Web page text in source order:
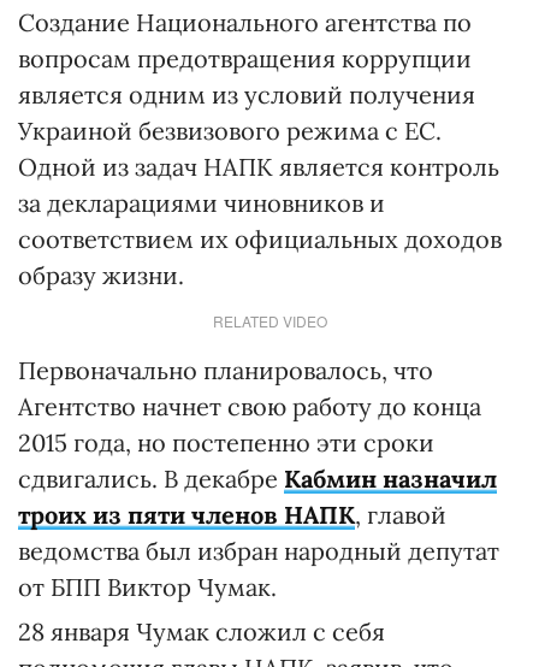
Создание Национального агентства по
вопросам предотвращения коррупции
является одним из условий получения
Украиной безвизового режима с ЕС.
Одной из задач НАПК является контроль
за декларациями чиновников и
соответствием их официальных доходов
образу жизни.
RELATED VIDEO
Первоначально планировалось, что
Агентство начнет свою работу до конца
2015 года, но постепенно эти сроки
сдвигались. В декабре Кабмин назначил
троих из пяти членов НАПК, главой
ведомства был избран народный депутат
от БПП Виктор Чумак.
28 января Чумак сложил с себя